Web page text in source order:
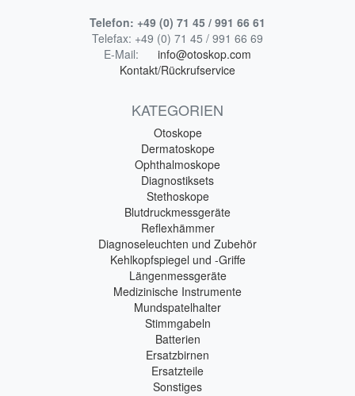
Telefon: +49 (0) 71 45 / 991 66 61
Telefax: +49 (0) 71 45 / 991 66 69
E-Mail:
info@otoskop.com
Kontakt/Rückrufservice
KATEGORIEN
Otoskope
Dermatoskope
Ophthalmoskope
Diagnostiksets
Stethoskope
Blutdruckmessgeräte
Reflexhämmer
Diagnoseleuchten und Zubehör
Kehlkopfspiegel und -Griffe
Längenmessgeräte
Medizinische Instrumente
Mundspatelhalter
Stimmgabeln
Batterien
Ersatzbirnen
Ersatzteile
Sonstiges